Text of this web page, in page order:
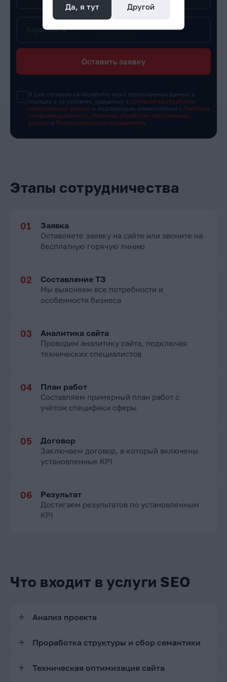
Адрес сайта
Оставить заявку
Я даю согласие на обработку моих персональных данных в
порядке и на условиях, указанных в Согласие на обработку
персональных данных и подтверждаю ознакомление с Политика
конфиденциальности
Политика обработки персональных
данных и Пользовательским соглашением
Этапы сотрудничества
Заявка
Оставляете заявку на сайте или звоните на
бесплатную горячую линию
Составление ТЗ
Мы выясняем все потребности и
особенности бизнеса
Аналитика сайта
Проводим аналитику сайта, подключая
технических специалистов
План работ
Составляем примерный план работ с
учётом специфики сферы
Договор
Заключаем договор, в который включены
установленные KPI
Результат
Достигаем результатов по установленным
KPI
Что входит в услуги SEO
Анализ проекта
Проверка индексации сайта в Яндексе и в Google
Проработка структуры и сбор семантики
Анализ структуры конкурентов
Техническая оптимизация сайта
Да, я тут Другой